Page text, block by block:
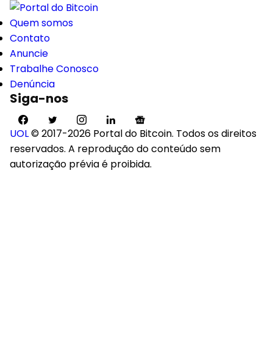
Quem somos
Contato
Anuncie
Trabalhe Conosco
Denúncia
Siga-nos
UOL© 2017-2026 Portal do Bitcoin. Todos os direitos
reservados. A reprodução do conteúdo sem
autorização prévia é proibida.